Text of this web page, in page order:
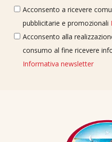
Acconsento a ricevere
pubblicitarie e promozionali
Acconsento alla
consumo al fine ricevere
Informativa newsletter